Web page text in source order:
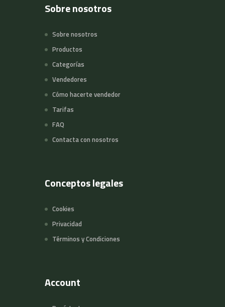
Sobre nosotros
Sobre nosotros
Productos
Categorías
Vendedores
Cómo hacerte vendedor
Tarifas
FAQ
Contacta con nosotros
Conceptos legales
Cookies
Privacidad
Términos y Condiciones
Account